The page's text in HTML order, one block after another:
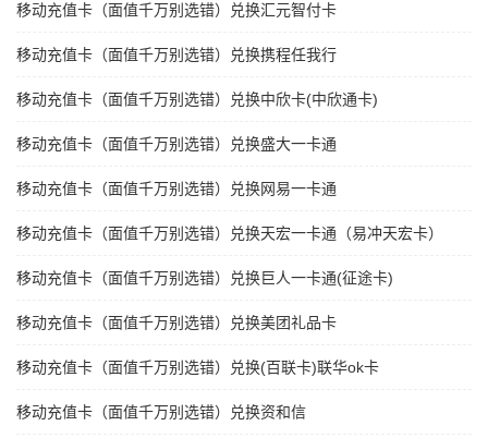
移动充值卡（面值千万别选错）兑换汇元智付卡
移动充值卡（面值千万别选错）兑换携程任我行
移动充值卡（面值千万别选错）兑换中欣卡(中欣通卡)
移动充值卡（面值千万别选错）兑换盛大一卡通
移动充值卡（面值千万别选错）兑换网易一卡通
移动充值卡（面值千万别选错）兑换天宏一卡通（易冲天宏卡）
移动充值卡（面值千万别选错）兑换巨人一卡通(征途卡)
移动充值卡（面值千万别选错）兑换美团礼品卡
移动充值卡（面值千万别选错）兑换(百联卡)联华ok卡
移动充值卡（面值千万别选错）兑换资和信